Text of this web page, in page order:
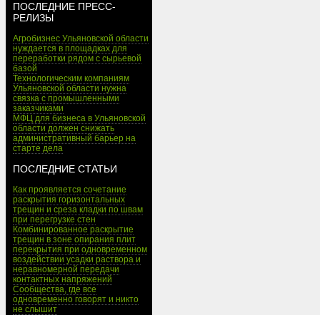
ПОСЛЕДНИЕ ПРЕСС-
РЕЛИЗЫ
Агробизнес Ульяновской области
нуждается в площадках для
переработки рядом с сырьевой
базой
Технологическим компаниям
Ульяновской области нужна
связка с промышленными
заказчиками
МФЦ для бизнеса в Ульяновской
области должен снижать
административный барьер на
старте дела
ПОСЛЕДНИЕ СТАТЬИ
Как проявляется сочетание
раскрытия горизонтальных
трещин и среза кладки по швам
при перегрузке стен
Комбинированное раскрытие
трещин в зоне опирания плит
перекрытия при одновременном
воздействии усадки раствора и
неравномерной передачи
контактных напряжений
Сообщества, где все
одновременно говорят и никто
не слышит